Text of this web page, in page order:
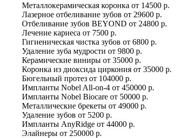
Металлокерамическая коронка от 14500 р.
Лазерное отбеливание зубов от 29600 р.
Отбеливание зубов BEYOND от 24800 р.
Лечение кариеса от 7500 р.
Гигиеническая чистка зубов от 6800 р.
Удаление зуба мудрости от 9800 р.
Керамические виниры от 35000 р.
Коронка из диоксида циркония от 35000 р.
Бюгельный протез от 104000 р.
Импланты Nobel All-on-4 от 450000 р.
Импланты Nobel Biocare от 50000 р.
Металлические брекеты от 49000 р.
Удаление зубов от 5200 р.
Импланты AnyRidge от 44000 р.
Элайнеры от 250000 р.